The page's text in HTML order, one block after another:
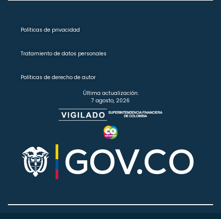
Políticas de privacidad
Tratamiento de datos personales
Políticas de derecho de autor
Última actualización:
7 agosto, 2026